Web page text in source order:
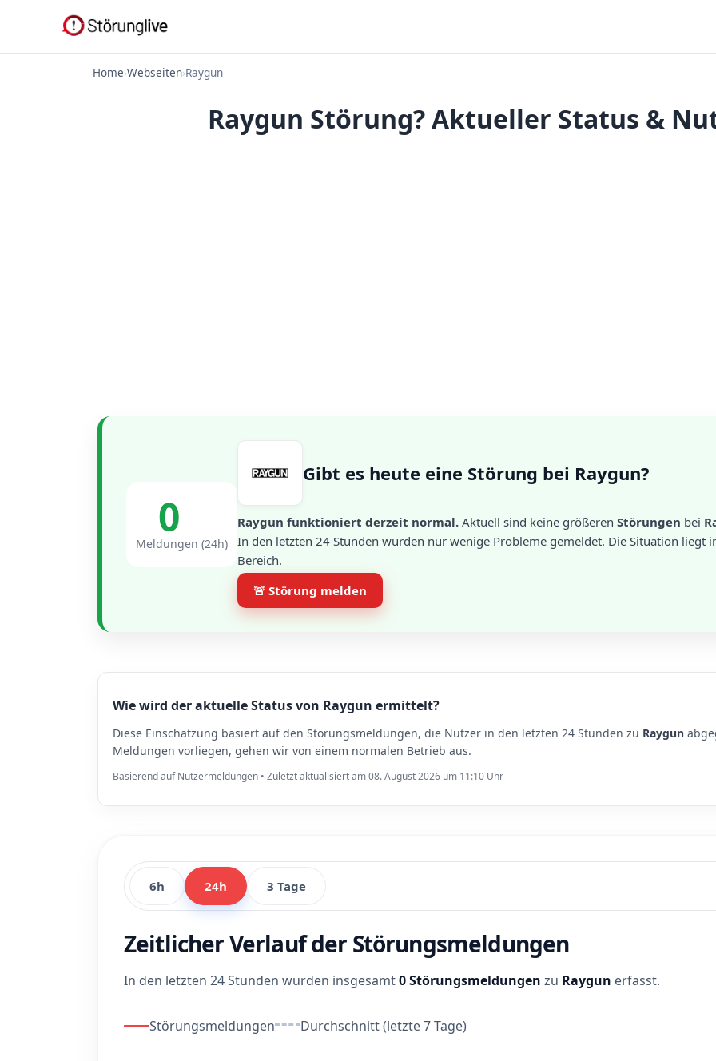
Home›Webseiten›Raygun
Raygun Störung? Aktueller Status &
0
Meldungen (24h)
Gibt es heute eine Störung bei Raygun?
Raygun funktioniert derzeit normal. Aktuell sind keine größeren Störungen bei
In den letzten 24 Stunden wurden nur wenige Probleme gemeldet. Die Situation liegt
Bereich.
🚨 Störung melden
Wie wird der aktuelle Status von Raygun ermittelt?
Diese Einschätzung basiert auf den Störungsmeldungen, die Nutzer in den letzten 24 Stunden zu Raygun
Meldungen vorliegen, gehen wir von einem normalen Betrieb aus.
Basierend auf Nutzermeldungen • Zuletzt aktualisiert am 08. August 2026 um 11:10 Uhr
6h 24h 3 Tage
Zeitlicher Verlauf der Störungsmeldungen
In den letzten 24 Stunden wurden insgesamt0 Störungsmeldungen zu Raygun erfasst.
Störungsmeldungen Durchschnitt (letzte 7 Tage)